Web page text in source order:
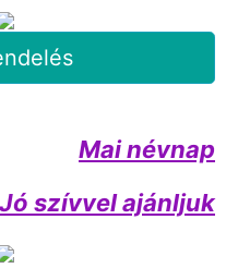
Mai névnap
Jó szívvel ajánljuk